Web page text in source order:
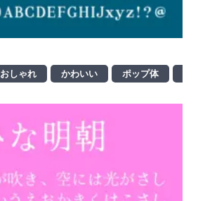
おしゃれ かわいい ポップ体